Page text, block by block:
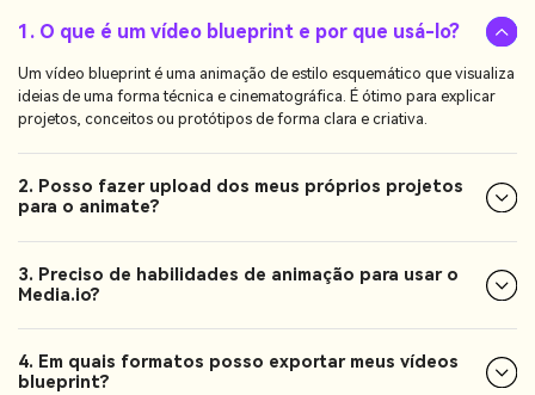
1. O que é um vídeo blueprint e por que usá-lo?
Um vídeo blueprint é uma animação de estilo esquemático que visualiza
ideias de uma forma técnica e cinematográfica. É ótimo para explicar
projetos, conceitos ou protótipos de forma clara e criativa.
2. Posso fazer upload dos meus próprios projetos
para o animate?
3. Preciso de habilidades de animação para usar o
Media.io?
4. Em quais formatos posso exportar meus vídeos
blueprint?